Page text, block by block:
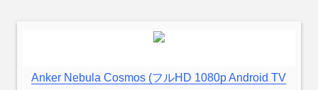
Anker Nebula Cosmos (フルHD 1080p Android TV